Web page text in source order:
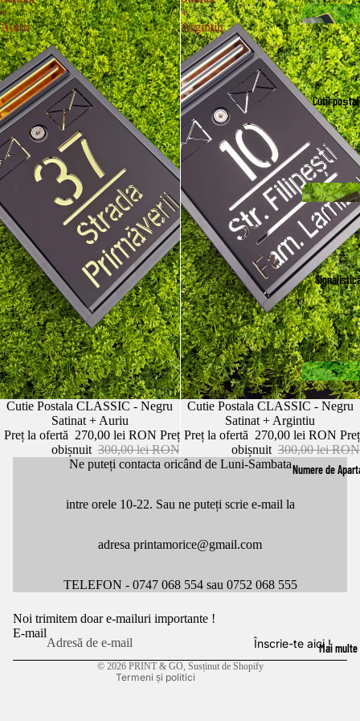
Cutii
Numere de
Mai multe
+
Auriu
Promoție
Cutie Postala CLASSIC - Negru
Satinat + Auriu
Preț la ofertă 270,00 lei RON Preț
obișnuit 300,00 lei RON
+
Argintiu
Promoție
Cutie Postala CLASSIC - Negru
Satinat + Argintiu
Preț la ofertă 270,00 lei RON Preț
obișnuit 300,00 lei RON
Ne puteți contacta oricând de Luni-Sambata
intre orele 10-22. Sau ne puteți scrie e-mail la
adresa printamorice@gmail.com
TELEFON - 0747 068 554 sau 0752 068 555
Noi trimitem doar e-mailuri importante !
E-mail
Înscrie-te aici !
© 2026 PRINT & GO, Susținut de Shopify
Termeni și politici
Politica de rambursare
Politica de expediere
Informații de contact